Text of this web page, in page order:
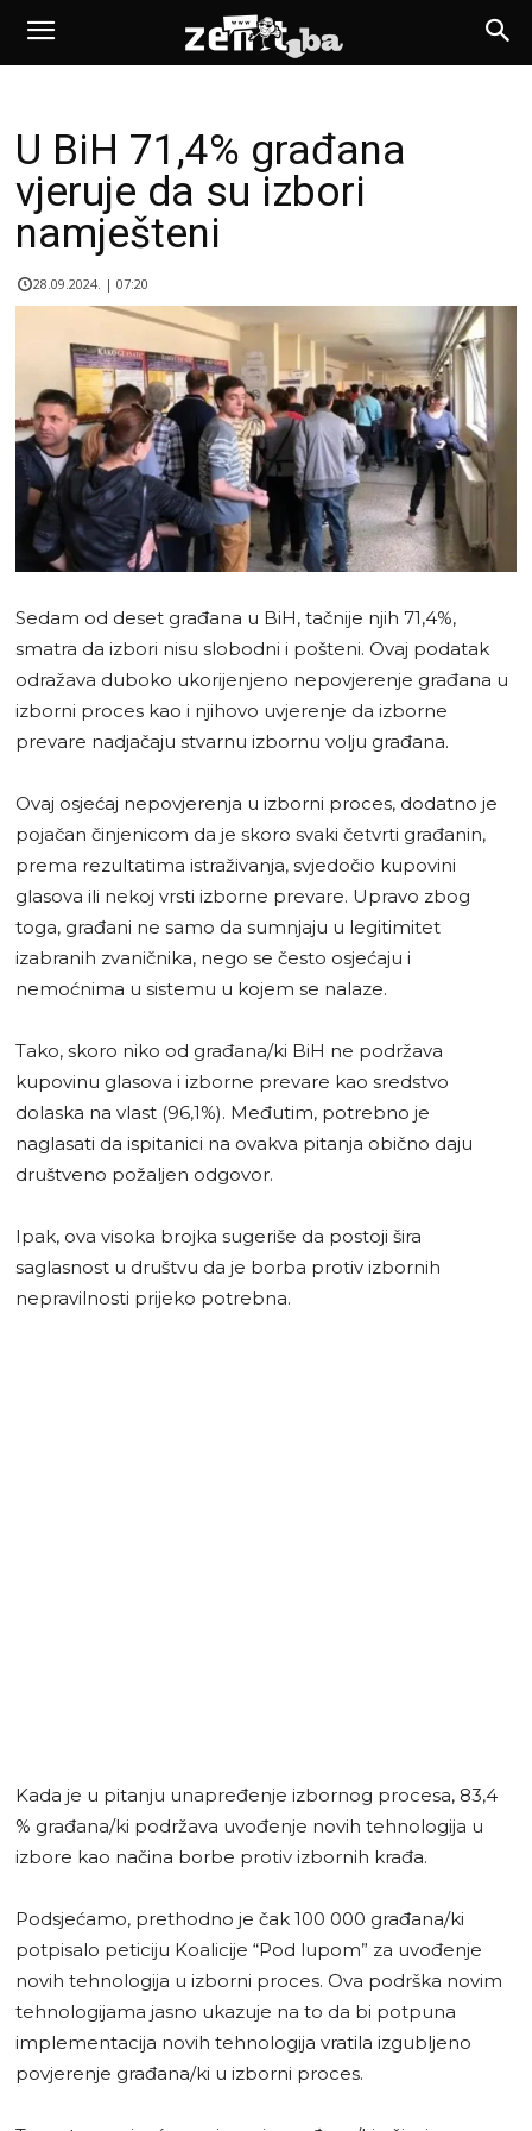
U BiH 71,4% građana
vjeruje da su izbori
namješteni
28.09.2024. | 07:20
Sedam od deset građana u BiH, tačnije njih 71,4%,
smatra da izbori nisu slobodni i pošteni. Ovaj podatak
odražava duboko ukorijenjeno nepovjerenje građana u
izborni proces kao i njihovo uvjerenje da izborne
prevare nadjačaju stvarnu izbornu volju građana.
Ovaj osjećaj nepovjerenja u izborni proces, dodatno je
pojačan činjenicom da je skoro svaki četvrti građanin,
prema rezultatima istraživanja, svjedočio kupovini
glasova ili nekoj vrsti izborne prevare. Upravo zbog
toga, građani ne samo da sumnjaju u legitimitet
izabranih zvaničnika, nego se često osjećaju i
nemoćnima u sistemu u kojem se nalaze.
Tako, skoro niko od građana/ki BiH ne podržava
kupovinu glasova i izborne prevare kao sredstvo
dolaska na vlast (96,1%). Međutim, potrebno je
naglasati da ispitanici na ovakva pitanja obično daju
društveno požaljen odgovor.
Ipak, ova visoka brojka sugeriše da postoji šira
saglasnost u društvu da je borba protiv izbornih
nepravilnosti prijeko potrebna.
Kada je u pitanju unapređenje izbornog procesa, 83,4
% građana/ki podržava uvođenje novih tehnologija u
izbore kao načina borbe protiv izbornih krađa.
Podsjećamo, prethodno je čak 100 000 građana/ki
potpisalo peticiju Koalicije “Pod lupom” za uvođenje
novih tehnologija u izborni proces. Ova podrška novim
tehnologijama jasno ukazuje na to da bi potpuna
implementacija novih tehnologija vratila izgubljeno
povjerenje građana/ki u izborni proces.